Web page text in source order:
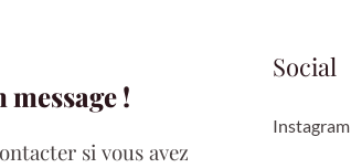
!
si vous avez
Social
Instagram